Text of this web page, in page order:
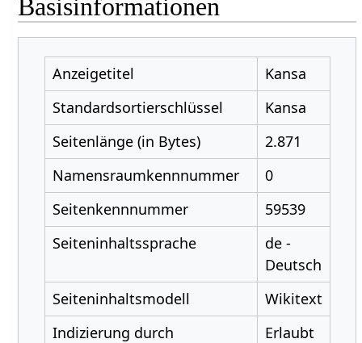
Basisinformationen
Anzeigetitel
Kansa
Standardsortierschlüssel
Kansa
Seitenlänge (in Bytes)
2.871
Namensraumkennnummer
0
Seitenkennnummer
59539
Seiteninhaltssprache
de -
Deutsch
Seiteninhaltsmodell
Wikitext
Indizierung durch
Erlaubt